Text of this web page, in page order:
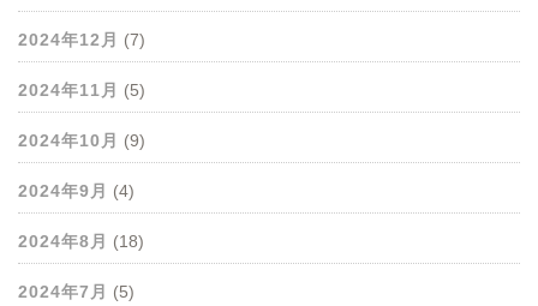
2024年12月 (7)
2024年11月 (5)
2024年10月 (9)
2024年9月 (4)
2024年8月 (18)
2024年7月 (5)